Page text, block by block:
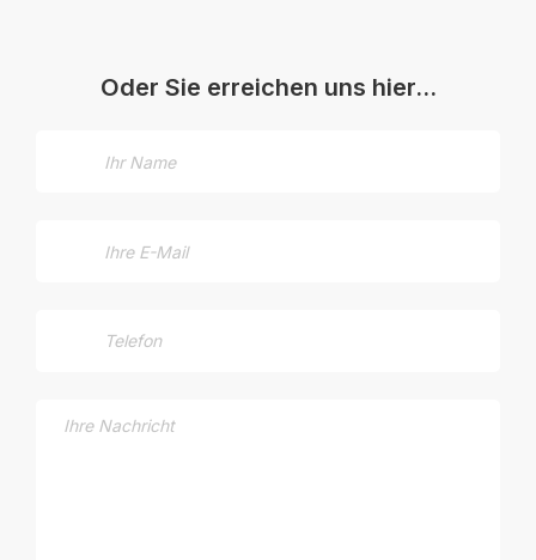
Oder Sie erreichen uns hier…